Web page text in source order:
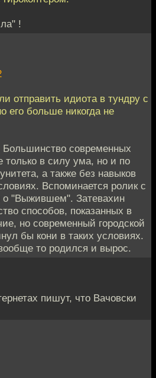
!
отправить идиота в тундру с
его больше никогда не
Большинство современных
в силу ума, но и по
а также без навыков
Вспоминается ролик с
"Выжившем". Затевахин
способов, показанных в
но современный городской
бы кони в таких условиях.
то родился и вырос.
пишут, что Вачовски